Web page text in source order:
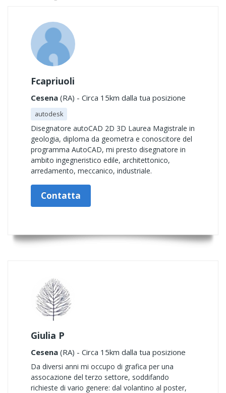
Fcapriuoli
Cesena (RA) - Circa 15km dalla tua posizione
autodesk
Disegnatore autoCAD 2D 3D Laurea Magistrale in
geologia, diploma da geometra e conoscitore del
programma AutoCAD, mi presto disegnatore in
ambito ingegneristico edile, architettonico,
arredamento, meccanico, industriale.
Contatta
Giulia P
Cesena (RA) - Circa 15km dalla tua posizione
Da diversi anni mi occupo di grafica per una
assocazione del terzo settore, soddifando
richieste di vario genere: dal volantino al poster,